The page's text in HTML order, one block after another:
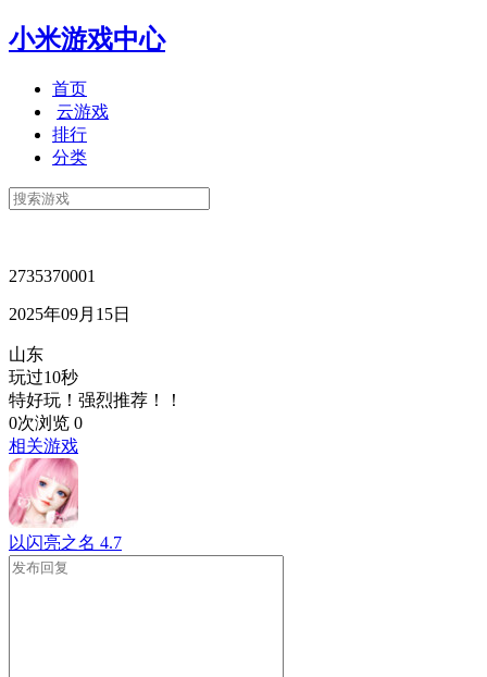
小米游戏中心
首页
云游戏
排行
分类
2735370001
2025年09月15日
山东
玩过10秒
特好玩！强烈推荐！！
0次浏览 0
相关游戏
以闪亮之名 4.7